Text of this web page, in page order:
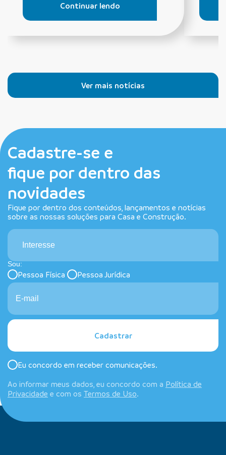
Continuar lendo
Ver mais notícias
Cadastre-se e
fique por dentro das
novidades
Fique por dentro dos conteúdos, lançamentos e notícias
sobre as nossas soluções para Casa e Construção.
Interesse
Sou:
Pessoa Física Pessoa Jurídica
Cadastrar
Eu concordo em receber comunicações.
Ao informar meus dados, eu concordo com a Política de
Privacidade e com os Termos de Uso.